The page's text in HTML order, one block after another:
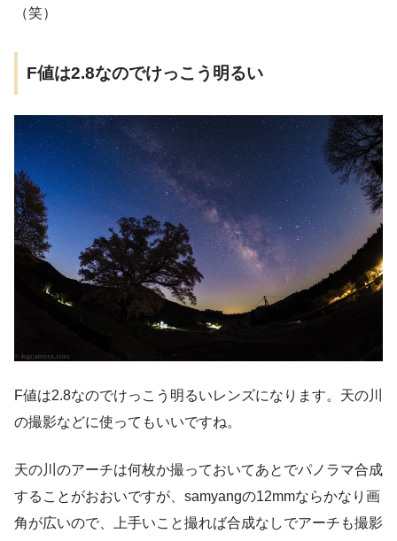
（笑）
F値は2.8なのでけっこう明るい
F値は2.8なのでけっこう明るいレンズになります。天の川
の撮影などに使ってもいいですね。
天の川のアーチは何枚か撮っておいてあとでパノラマ合成
することがおおいですが、samyangの12mmならかなり画
角が広いので、上手いこと撮れば合成なしでアーチも撮影